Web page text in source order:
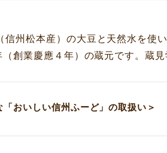
信州松本産）の大豆と天然水を使
創業慶應４年）の蔵元です。蔵見
「おいしい信州ふーど」の取扱い＞